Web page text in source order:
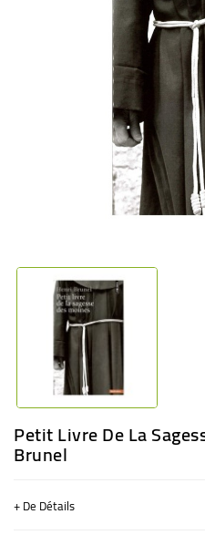
Petit Livre De La
Brunel
+ De Détails